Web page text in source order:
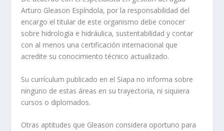
Arturo Gleason Espíndola, por la responsabilidad del
encargo el titular de este organismo debe conocer
sobre hidrología e hidráulica, sustentabilidad y contar
con al menos una certificación internacional que
acredite su conocimiento técnico actualizado.
Su currículum publicado en el Siapa no informa sobre
ninguno de estas áreas en su trayectoria, ni siquiera
cursos o diplomados.
Otras aptitudes que Gleason considera oportuno para